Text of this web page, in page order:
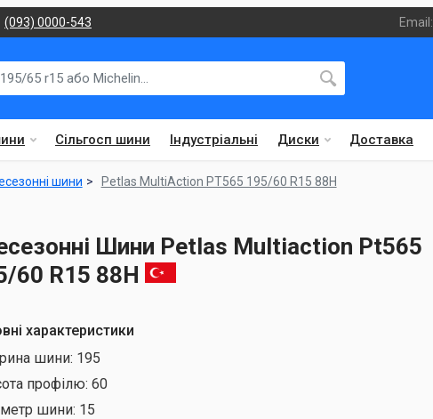
(093) 0000-543 Email:
Сільгосп шини Індустріальні Диски Доставка
шини Petlas MultiAction PT565 195/60 R15 88H
Шини Petlas Multiaction Pt565
60 R15 88H
характеристики
шини: 195
профілю: 60
шини: 15